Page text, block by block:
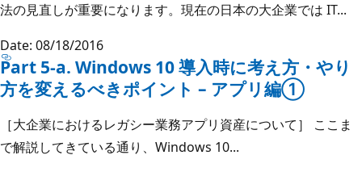
法の見直しが重要になります。現在の日本の大企業では IT...
Date: 08/18/2016
Part 5-a. Windows 10 導入時に考え方・やり
方を変えるべきポイント – アプリ編①
［大企業におけるレガシー業務アプリ資産について］ ここま
で解説してきている通り、Windows 10...